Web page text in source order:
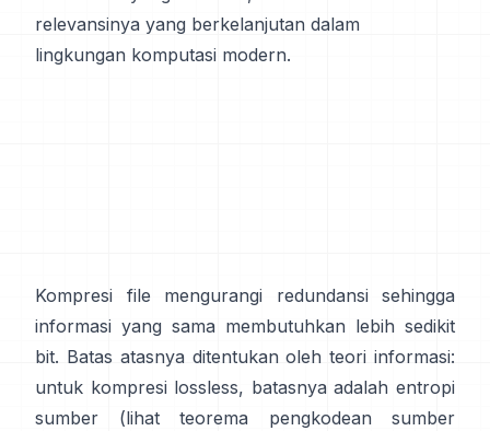
relevansinya yang berkelanjutan dalam
lingkungan komputasi modern.
Kompresi file mengurangi redundansi sehingga
informasi yang sama membutuhkan lebih sedikit
bit. Batas atasnya ditentukan oleh teori informasi:
untuk kompresi lossless, batasnya adalah entropi
sumber (lihat teorema pengkodean sumber